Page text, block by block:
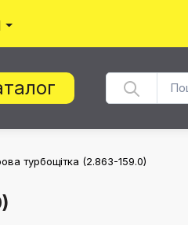
турбощітка (2.863-159.0)